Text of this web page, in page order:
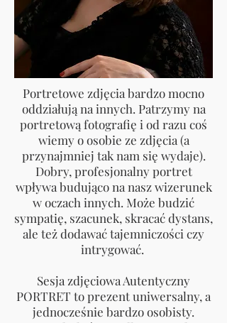
Portretowe zdjęcia bardzo mocno
oddziałują na innych. Patrzymy na
portretową fotografię i od razu coś
wiemy o osobie ze zdjęcia (a
przynajmniej tak nam się wydaje).
Dobry, profesjonalny portret
wpływa budująco na nasz wizerunek
w oczach innych. Może budzić
sympatię, szacunek, skracać dystans,
ale też dodawać tajemniczości czy
intrygować.
Sesja zdjęciowa Autentyczny
PORTRET to prezent uniwersalny, a
jednocześnie bardzo osobisty.